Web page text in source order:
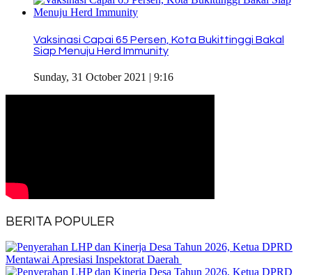
Vaksinasi Capai 65 Persen, Kota Bukittinggi Bakal
Siap Menuju Herd Immunity
Sunday, 31 October 2021 | 9:16
BERITA POPULER